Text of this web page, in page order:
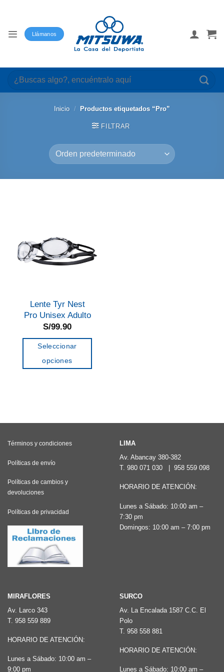
Llámanos
Buscar
por:
Inicio / Productos etiquetados “Pro”
FILTRAR
Lente Tyr Nest
Pro Unisex Adulto
S/99.90
Seleccionar
opciones
Las
pueden
en
la
página
de
producto
Términos y condiciones
Políticas de envío
Políticas de cambios y
devoluciones
Políticas de privacidad
LIMA
Av. Abancay 380-382
T. 980 071 030 958 559 098
HORARIO DE ATENCIÓN:
Lunes a Sábado: 10:00 am –
7:30 pm
Domingos: 10:00 am – 7:00 pm
MIRAFLORES
Av. Larco 343
T. 958 559 889
HORARIO DE ATENCIÓN:
Lunes a Sábado: 10:00 am –
9:00 pm
SURCO
Av. La Encalada 1587 C.C. El
Polo
T. 958 558 881
HORARIO DE ATENCIÓN:
Lunes a Sábado: 10:00 am –